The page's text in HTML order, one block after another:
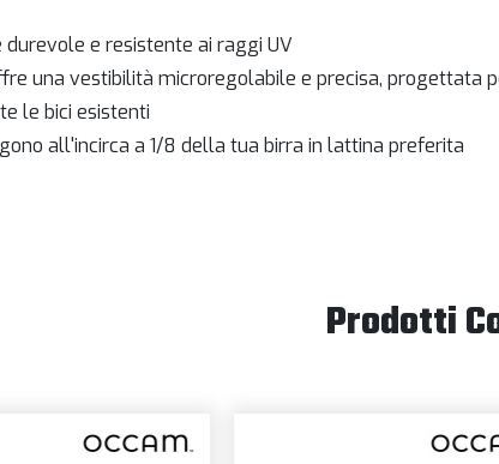
e resistente ai raggi UV
una vestibilità microregolabile e precisa, progettata
le bici esistenti
all'incirca a 1/8 della tua birra in lattina preferita
Prodotti